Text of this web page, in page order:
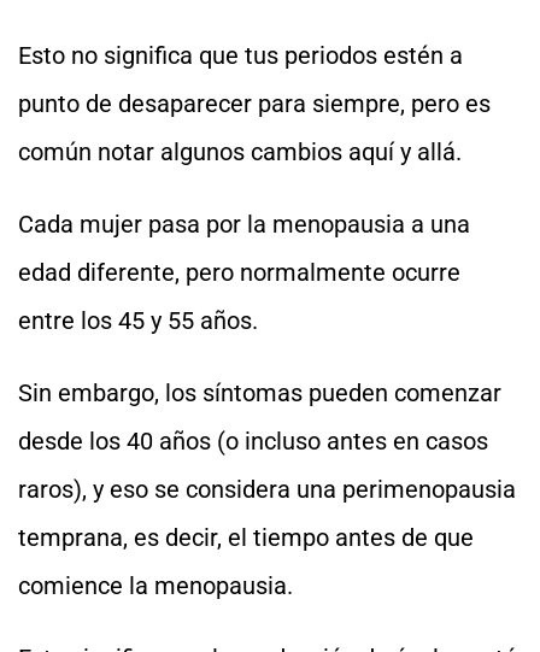
Esto no significa que tus periodos estén a
punto de desaparecer para siempre, pero es
común notar algunos cambios aquí y allá.
Cada mujer pasa por la menopausia a una
edad diferente, pero normalmente ocurre
entre los 45 y 55 años.
Sin embargo, los síntomas pueden comenzar
desde los 40 años (o incluso antes en casos
raros), y eso se considera una perimenopausia
temprana, es decir, el tiempo antes de que
comience la menopausia.